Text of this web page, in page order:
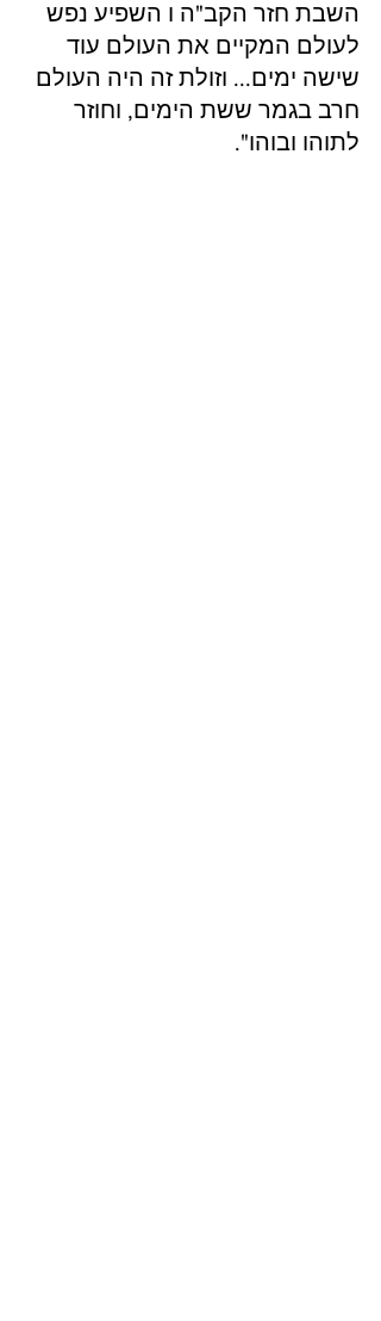
השבת חזר הקב"ה ו השפיע נפש
לעולם המקיים את העולם עוד
שישה ימים... וזולת זה היה העולם
חרב בגמר ששת הימים, וחוזר
לתוהו ובוהו".